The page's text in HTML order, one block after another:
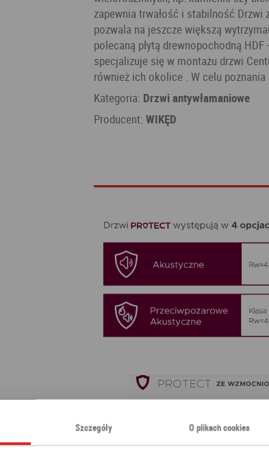
zapewnia trwałość i stabilność
pozwala na jeszcze większą
polecaną płytą drewnopochodną
specjalizuje się w montażu drzwi
również ich okolice . W celu
Kategoria: Drzwi antywłamaniowe
Producent: WIKĘD
Szczegóły O plikach cookies